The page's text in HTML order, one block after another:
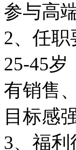
参与高
2、任职
25-45
有销售
目标感
3、福利